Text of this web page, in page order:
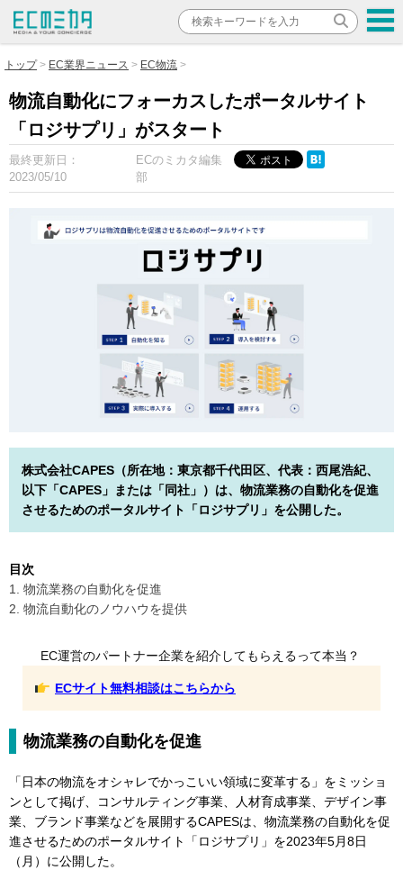
トップ EC業界ニュース EC物流
物流自動化にフォーカスしたポータルサイト
「ロジサプリ」がスタート
最終更新日：
2023/05/10
ECのミカタ編集
部
株式会社CAPES（所在地：東京都千代田区、代表：西尾浩紀、
以下「CAPES」または「同社」）は、物流業務の自動化を促進
させるためのポータルサイト「ロジサプリ」を公開した。
目次
1. 物流業務の自動化を促進
2. 物流自動化のノウハウを提供
EC運営のパートナー企業を紹介してもらえるって本当？
ECサイト無料相談はこちらから
物流業務の自動化を促進
「日本の物流をオシャレでかっこいい領域に変革する」をミッショ
ンとして掲げ、コンサルティング事業、人材育成事業、デザイン事
業、ブランド事業などを展開するCAPESは、物流業務の自動化を促
進させるためのポータルサイト「ロジサプリ」を2023年5月8日
（月）に公開した。